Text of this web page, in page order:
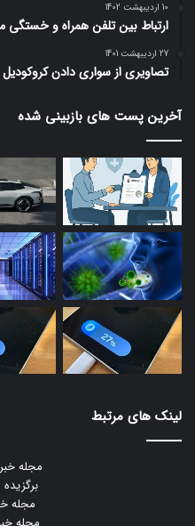
10 اردیبهشت 1402
ارتباط بین تلفن همراه و خستگی
27 اردیبهشت 1401
تصاویری از سواری دادن
آخرین پست های بازبینی شده
لینک های مرتبط
مجله
مجله